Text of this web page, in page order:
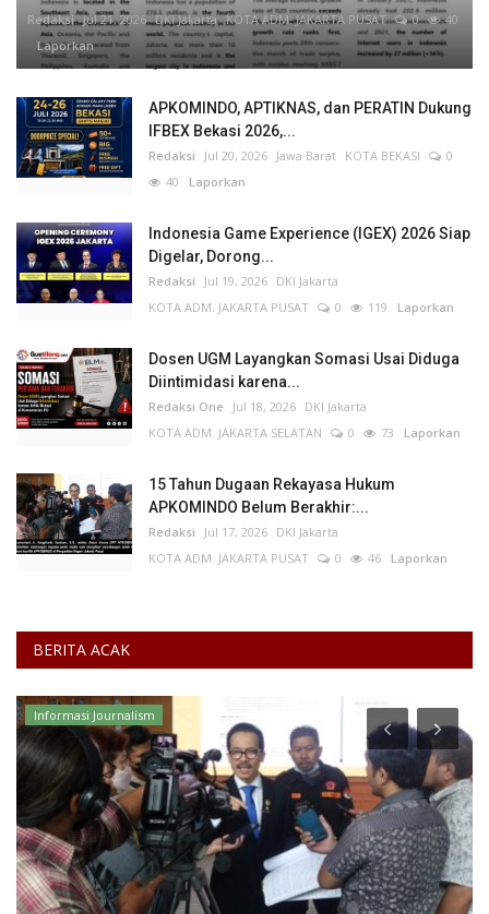
Redaksi Jul 21, 2026 DKI Jakarta KOTA ADM. JAKARTA PUSAT 0
40
Laporkan
APKOMINDO, APTIKNAS, dan PERATIN Dukung
IFBEX Bekasi 2026,...
Redaksi Jul 20, 2026 Jawa Barat KOTA BEKASI
0
40 Laporkan
Indonesia Game Experience (IGEX) 2026 Siap
Digelar, Dorong...
Redaksi Jul 19, 2026 DKI Jakarta
KOTA ADM. JAKARTA PUSAT
0 119 Laporkan
Dosen UGM Layangkan Somasi Usai Diduga
Diintimidasi karena...
Redaksi One Jul 18, 2026 DKI Jakarta
KOTA ADM. JAKARTA SELATAN
0 73 Laporkan
15 Tahun Dugaan Rekayasa Hukum
APKOMINDO Belum Berakhir:...
Redaksi Jul 17, 2026 DKI Jakarta
KOTA ADM. JAKARTA PUSAT
0 46 Laporkan
BERITA ACAK
Jawa Tengah